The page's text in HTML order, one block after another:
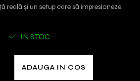
reală și un setup care să impresioneze.
IN STOC
ADAUGA IN COS